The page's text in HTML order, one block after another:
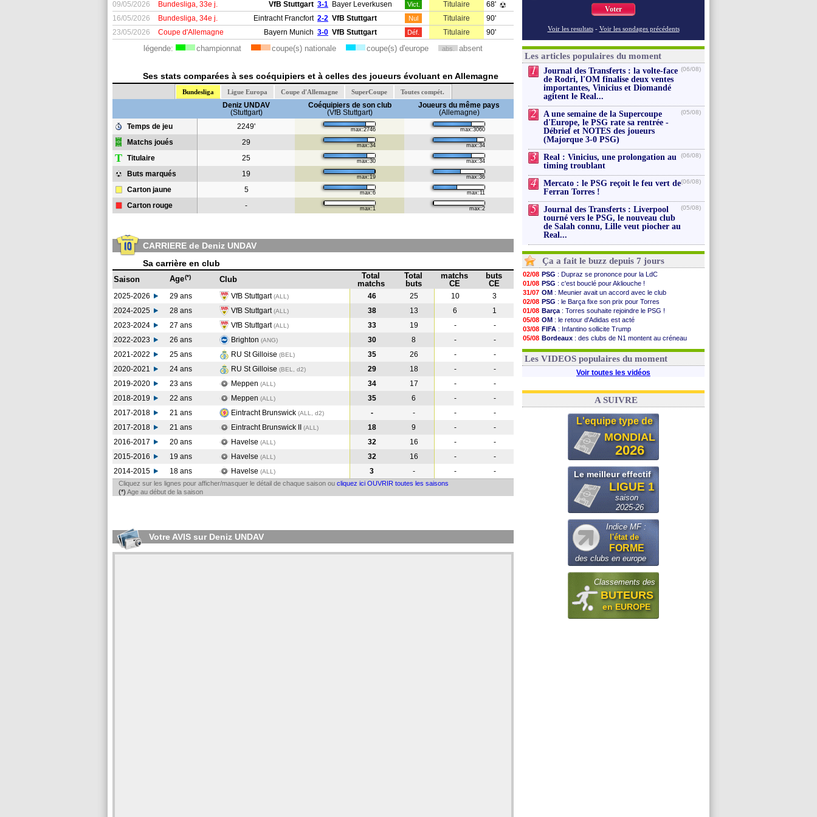
09/05/2026
Bundesliga, 33e j. VfB Stuttgart 3-1 Bayer Leverkusen Vict. Titulaire
68'
16/05/2026
Bundesliga, 34e j. Eintracht Francfort 2-2 VfB Stuttgart Nul Titulaire
90'
23/05/2026
Coupe d'Allemagne Bayern Munich 3-0 VfB Stuttgart Déf. Titulaire 90'
légende: championnat coupe(s) nationale coupe(s) d'europe abs. absent
Ses stats comparées à ses coéquipiers et à celles des joueurs évoluant en Allemagne
Bundesliga Ligue Europa Coupe d'Allemagne SuperCoupe Toutes compét.
Deniz UNDAV
(Stuttgart)
Coéquipiers de son club
(VfB Stuttgart)
Joueurs du même pays
(Allemagne)
Temps de jeu
2249' max:2746 max:3060
Matchs joués 29 max:34 max:34
T Titulaire 25 max:30 max:34
Buts marqués 19 max:19 max:36
Carton jaune 5 max:6 max:11
Carton rouge - max:1 max:2
CARRIERE de Deniz UNDAV
Sa carrière en club
Saison Age(*) Club
Total
matchs
Total
buts
matchs
CE
buts
CE
2025-2026 29 ans VfB Stuttgart(ALL) 46 25 10
3
2024-2025
28 ans VfB Stuttgart(ALL ) 38 13 6
1
2023-2024
27 ans VfB Stuttgart(ALL ) 33 19 -
-
2022-2023
26 ans Brighton (ANG) 30 8 -
-
2021-2022
25 ans RU St Gilloise (BEL ) 35 26 -
-
2020-2021
24 ans RU St Gilloise (BEL, d2) 29 18 -
-
2019-2020
23 ans Meppen (ALL ) 34 17 -
-
2018-2019
22 ans Meppen (ALL ) 35 6 -
-
2017-2018
21 ans Eintracht Brunswick (ALL, d2) - - -
-
2017-2018
21 ans Eintracht Brunswick II (ALL ) 18 9 -
-
2016-2017
20 ans Havelse (ALL ) 32 16 -
-
2015-2016
19 ans Havelse (ALL ) 32 16 -
-
2014-2015
18 ans Havelse (ALL ) 3 - - -
Cliquez sur les lignes pour afficher/masquer le détail de chaque saison ou cliquez ici OUVRIR toutes les saisons
(*) Age au début de la saison
Votre AVIS sur Deniz UNDAV
Voter
Voir les resultats - Voir les sondages précédents
Les articles populaires du moment
1
Journal des Transferts : la volte-face
de Rodri, l'OM finalise deux ventes
importantes, Vinicius et Diomandé
agitent le Real...
(06/08)
2
A une semaine de la Supercoupe
d'Europe, le PSG rate sa rentrée -
Débrief et NOTES des joueurs
(Majorque 3-0 PSG)
(05/08)
3
Real : Vinicius, une prolongation au
timing troublant
(06/08)
4
Mercato : le PSG reçoit le feu vert de
Ferran Torres !
(06/08)
5
Journal des Transferts : Liverpool
tourné vers le PSG, le nouveau club
de Salah connu, Lille veut piocher au
Real...
(05/08)
Ça a fait le buzz depuis 7 jours
02/08 PSG : Dupraz se prononce pour la LdC
01/08 PSG : c'est bouclé pour Akliouche !
31/07 OM : Meunier avait un accord avec le club
02/08 PSG : le Barça fixe son prix pour Torres
01/08 Barça : Torres souhaite rejoindre le PSG !
05/08 OM : le retour d'Adidas est acté
03/08 FIFA : Infantino sollicite Trump
05/08 Bordeaux : des clubs de N1 montent au créneau
03/08 Real: le démenti de Leipzig pour Diomandé
Les VIDEOS populaires du moment
Voir toutes les vidéos
A SUIVRE
L'equipe type de
MONDIAL
2026
Le meilleur effectif
LIGUE 1
saison
2025-26
Indice MF :
l'état de
FORME
des clubs en europe
Classements des
BUTEURS
en EUROPE